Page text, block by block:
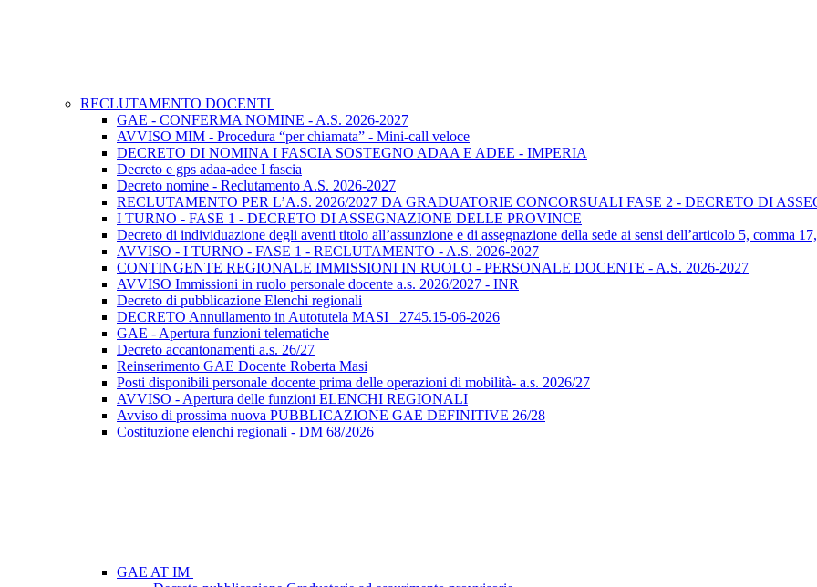
RECLUTAMENTO DOCENTI
GAE - CONFERMA NOMINE - A.S. 2026-2027
AVVISO MIM - Procedura “per chiamata” - Mini-call veloce
DECRETO DI NOMINA I FASCIA SOSTEGNO ADAA E ADEE - IMPERIA
Decreto e gps adaa-adee I fascia
Decreto nomine - Reclutamento A.S. 2026-2027
RECLUTAMENTO PER L’A.S. 2026/2027 DA GRADUATORIE CONCORSUALI FASE 2 - DECRETO DI
I TURNO - FASE 1 - DECRETO DI ASSEGNAZIONE DELLE PROVINCE
Decreto di individuazione degli aventi titolo all’assunzione e di assegnazione della sede ai sensi dell’articolo 5, comma
AVVISO - I TURNO - FASE 1 - RECLUTAMENTO - A.S. 2026-2027
CONTINGENTE REGIONALE IMMISSIONI IN RUOLO - PERSONALE DOCENTE - A.S. 2026-2027
AVVISO Immissioni in ruolo personale docente a.s. 2026/2027 - INR
Decreto di pubblicazione Elenchi regionali
DECRETO Annullamento in Autotutela MASI _2745.15-06-2026
GAE - Apertura funzioni telematiche
Decreto accantonamenti a.s. 26/27
Reinserimento GAE Docente Roberta Masi
Posti disponibili personale docente prima delle operazioni di mobilità- a.s. 2026/27
AVVISO - Apertura delle funzioni ELENCHI REGIONALI
Avviso di prossima nuova PUBBLICAZIONE GAE DEFINITIVE 26/28
Costituzione elenchi regionali - DM 68/2026
GAE AT IM